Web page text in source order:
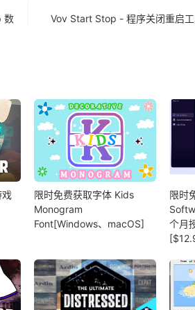
数
Vov Start Stop - 程序关闭重启
戏
限时免费获取字体 Kids
Monogram
Font[Windows、macOS]
限时
个月